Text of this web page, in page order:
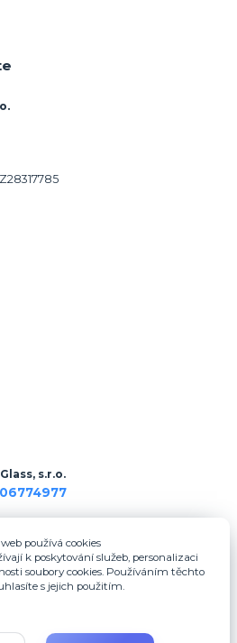
s.r.o.
používá cookies
k poskytování služeb, personalizaci
soubory cookies. Používáním těchto
s jejich použitím.